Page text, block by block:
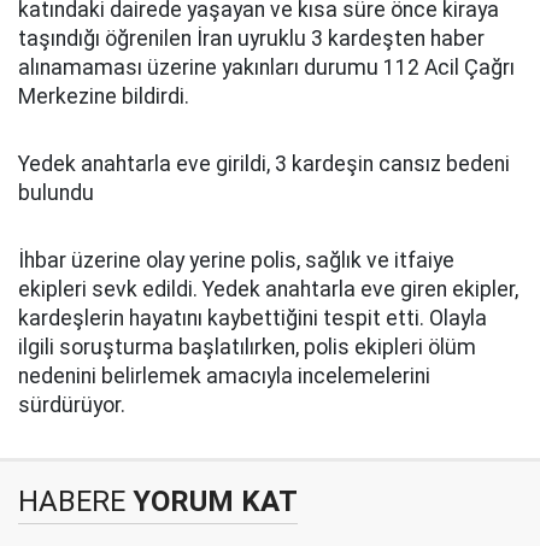
katındaki dairede yaşayan ve kısa süre önce kiraya
taşındığı öğrenilen İran uyruklu 3 kardeşten haber
alınamaması üzerine yakınları durumu 112 Acil Çağrı
Merkezine bildirdi.
Yedek anahtarla eve girildi, 3 kardeşin cansız bedeni
bulundu
İhbar üzerine olay yerine polis, sağlık ve itfaiye
ekipleri sevk edildi. Yedek anahtarla eve giren ekipler,
kardeşlerin hayatını kaybettiğini tespit etti. Olayla
ilgili soruşturma başlatılırken, polis ekipleri ölüm
nedenini belirlemek amacıyla incelemelerini
sürdürüyor.
HABERE YORUM KAT